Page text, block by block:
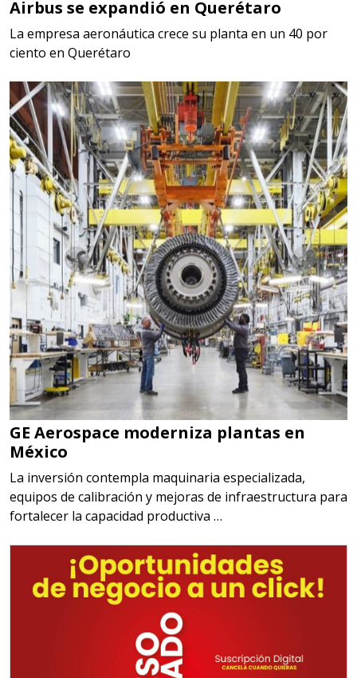
Airbus se expandió en Querétaro
La empresa aeronáutica crece su planta en un 40 por
ciento en Querétaro
GE Aerospace moderniza plantas en
México
La inversión contempla maquinaria especializada,
equipos de calibración y mejoras de infraestructura para
fortalecer la capacidad productiva …